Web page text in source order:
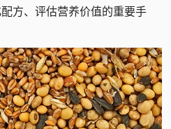
方、评估营养价值的重要手